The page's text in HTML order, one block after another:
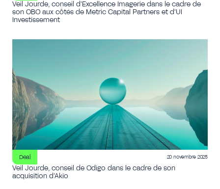
Veil Jourde, conseil d’Excellence Imagerie dans le cadre de
son OBO aux côtés de Metric Capital Partners et d’UI
Investissement
Deal 20 novembre 2025
Veil Jourde, conseil de Odigo dans le cadre de son
acquisition d’Akio